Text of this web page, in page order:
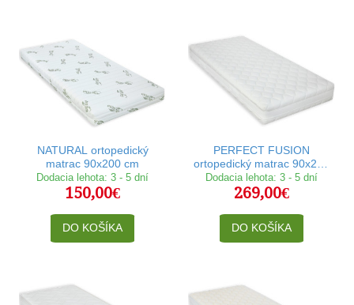
NATURAL ortopedický
matrac 90x200 cm
Dodacia lehota: 3 - 5 dní
150,00€
DO KOŠÍKA
PERFECT FUSION
ortopedický matrac 90x200
cm
Dodacia lehota: 3 - 5 dní
269,00€
DO KOŠÍKA